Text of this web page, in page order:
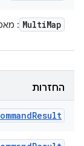
MultiMap
:
החזרות
Result